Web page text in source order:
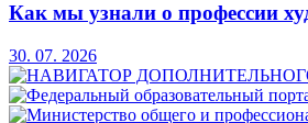
Как мы узнали о профессии
30. 07. 2026